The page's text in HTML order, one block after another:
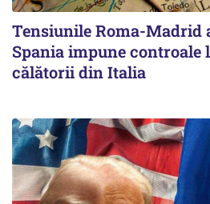
Tensiunile Roma-Madrid
Spania impune
călătorii din Italia